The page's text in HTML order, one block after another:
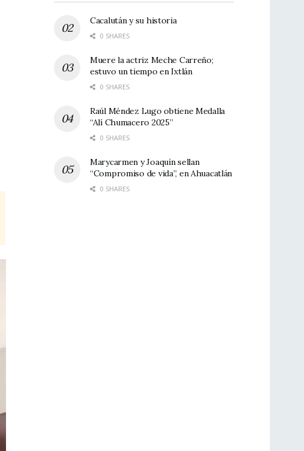
Cacalután y su historia
0 SHARES
Muere la actriz Meche Carreño;
estuvo un tiempo en Ixtlán
0 SHARES
Raúl Méndez Lugo obtiene Medalla
“Alí Chumacero 2025”
0 SHARES
Marycarmen y Joaquín sellan
“Compromiso de vida”, en Ahuacatlán
0 SHARES